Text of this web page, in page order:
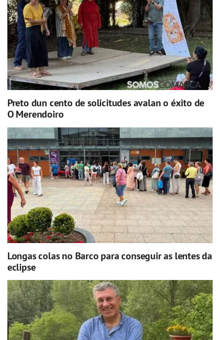
Preto dun cento de solicitudes avalan o éxito de
O Merendoiro
Longas colas no Barco para conseguir as lentes da
eclipse